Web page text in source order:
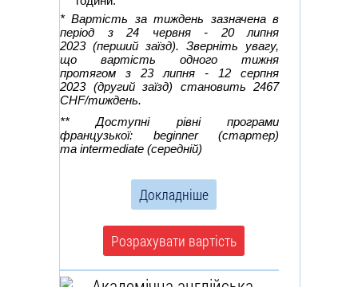
* Вартість за тиждень зазначена в
період з 24 червня - 20 липня
2023 (перший заїзд). Зверніть увагу,
що вартість одного тижня
протягом з 23 липня - 12 серпня
2023(другий заїзд) становить 2467
CHF/тиждень.
** Доступні рівні програми
французької: beginner (стартер)
та intermediate (середній)
Докладніше
Розрахувати вартість